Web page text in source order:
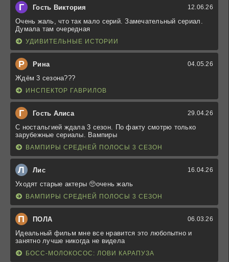
Г Гость Виктория 12.06.26
Очень жаль, что так мало серий. Замечательный сериал.
Думала там очередная
УДИВИТЕЛЬНЫЕ ИСТОРИИ
Р Рина 04.05.26
Ждём 3 сезона???
ИНСПЕКТОР ГАВРИЛОВ
Г Гость Алиса 29.04.26
С ностальгией ждала 3 сезон. По факту смотрю только
зарубежные сериалы. Вампиры
ВАМПИРЫ СРЕДНЕЙ ПОЛОСЫ 3 СЕЗОН
Л Лис 16.04.26
Уходят старые актеры 🥺очень жаль
ВАМПИРЫ СРЕДНЕЙ ПОЛОСЫ 3 СЕЗОН
П ПОЛА 06.03.26
Идеальный фильм мне все нравится это любопытно и
занятно лучше никогда не видела
БОСС-МОЛОКОСОС: ЛОВИ КАРАПУЗА